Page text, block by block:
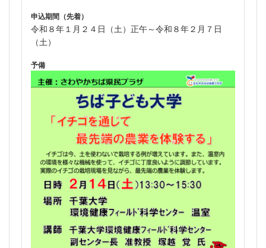
申込期間（先着）
令和８年１月２４日（土）正午～令和８年２月７日
（土）
予備